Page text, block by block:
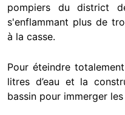
pompiers du district
s'enflammant plus de
à la casse.
Pour éteindre
litres d’eau et la
bassin pour immerger